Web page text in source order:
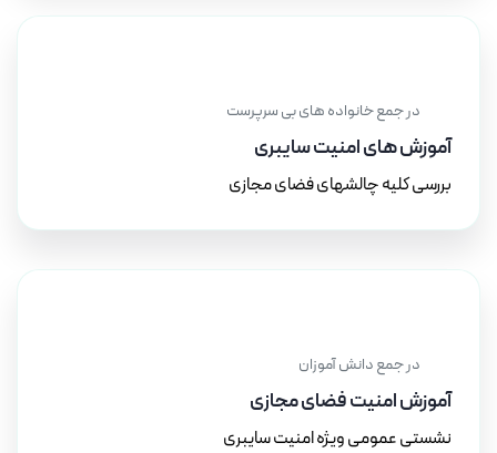
در جمع خانواده های بی سرپرست
آموزش های امنیت سایبری
بررسی کلیه چالشهای فضای مجازی
در جمع دانش آموزان
آموزش امنیت فضای مجازی
نشستی عمومی ویژه امنیت سایبری